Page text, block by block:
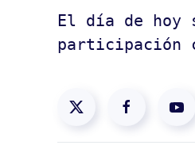
El día de hoy
participación